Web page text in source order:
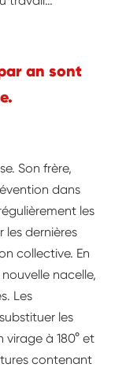
an sont
Son frère,
dans
les
les dernières
collective. En
nacelle,
Les
les
à 180° et
contenant